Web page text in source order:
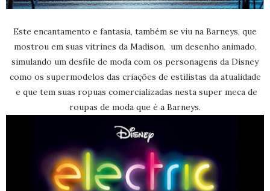
Este encantamento e fantasia, também se viu na Barneys, que
mostrou em suas vitrines da Madison, um desenho animado,
simulando um desfile de moda com os personagens da Disney
como os supermodelos das criações de estilistas da atualidade
e que tem suas ropuas comercializadas nesta super meca de
roupas de moda que é a Barneys.